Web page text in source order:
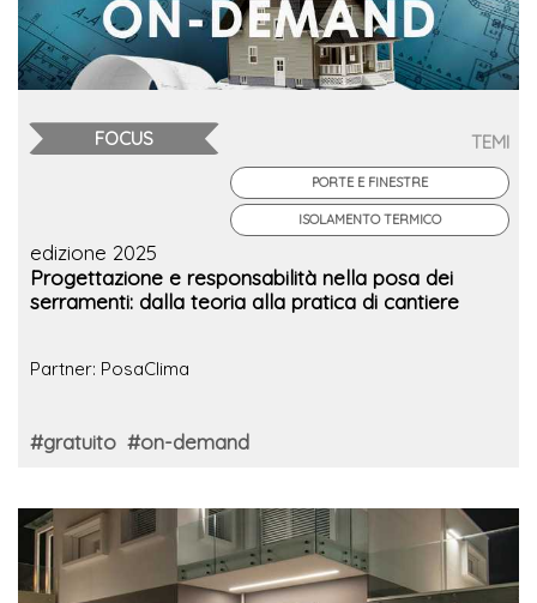
FOCUS TEMI
PORTE E FINESTRE
ISOLAMENTO TERMICO
edizione 2025
Progettazione e responsabilità nella posa dei
serramenti: dalla teoria alla pratica di cantiere
Partner: PosaClima
#gratuito #on-demand